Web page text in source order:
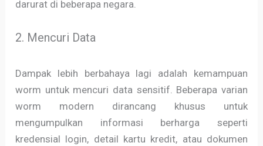
darurat di beberapa negara.
2. Mencuri Data
Dampak lebih berbahaya lagi adalah kemampuan
worm untuk mencuri data sensitif. Beberapa varian
worm modern dirancang khusus untuk
mengumpulkan informasi berharga seperti
kredensial login, detail kartu kredit, atau dokumen